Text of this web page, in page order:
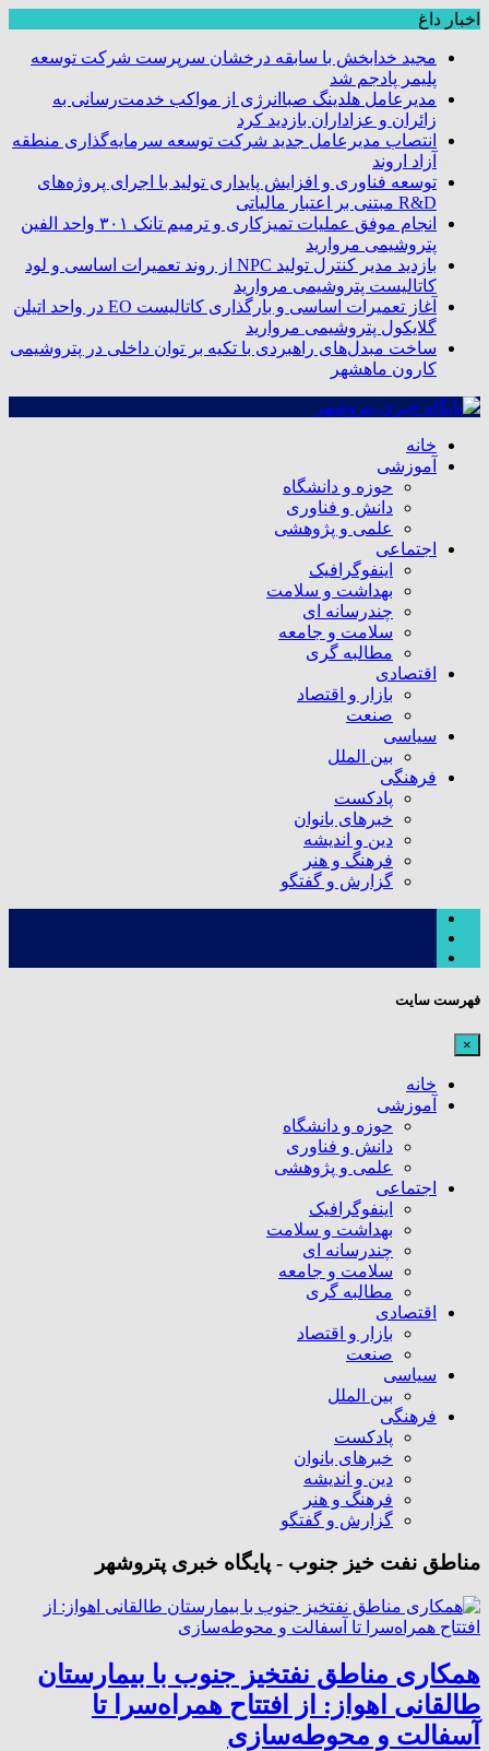
اخبار داغ
مجید خدابخش با سابقه درخشان سرپرست شرکت توسعه
پلیمر پادجم شد
مدیرعامل هلدینگ صباانرژی از مواکب خدمت‌رسانی به
زائران و عزاداران بازدید کرد
انتصاب مدیرعامل جدید شرکت توسعه سرمایه‌گذاری منطقه
آزاد اروند
توسعه فناوری و افزایش پایداری تولید با اجرای پروژه‌های
R&D مبتنی بر اعتبار مالیاتی
انجام موفق عملیات تمیزکاری و ترمیم تانک ۳۰۱ واحد الفین
پتروشیمی مروارید
بازدید مدیر کنترل تولید NPC از روند تعمیرات اساسی و لود
کاتالیست پتروشیمی مروارید
آغاز تعمیرات اساسی و بارگذاری کاتالیست EO در واحد اتیلن
گلایکول پتروشیمی مروارید
ساخت مبدل‌های راهبردی با تکیه بر توان داخلی در پتروشیمی
کارون ماهشهر
خانه
آموزشی
حوزه و دانشگاه
دانش و فناوری
علمی و پژوهشی
اجتماعی
اینفوگرافیک
بهداشت و سلامت
چندرسانه ای
سلامت و جامعه
مطالبه گری
اقتصادی
بازار و اقتصاد
صنعت
سیاسی
بین الملل
فرهنگی
پادکست
خبرهای بانوان
دین و اندیشه
فرهنگ و هنر
گزارش و گفتگو
فهرست سایت
×
خانه
آموزشی
حوزه و دانشگاه
دانش و فناوری
علمی و پژوهشی
اجتماعی
اینفوگرافیک
بهداشت و سلامت
چندرسانه ای
سلامت و جامعه
مطالبه گری
اقتصادی
بازار و اقتصاد
صنعت
سیاسی
بین الملل
فرهنگی
پادکست
خبرهای بانوان
دین و اندیشه
فرهنگ و هنر
گزارش و گفتگو
مناطق نفت خیز جنوب - پایگاه خبری پتروشهر
همکاری مناطق نفتخیز جنوب با بیمارستان
طالقانی اهواز: از افتتاح همراه‌سرا تا
آسفالت و محوطه‌سازی